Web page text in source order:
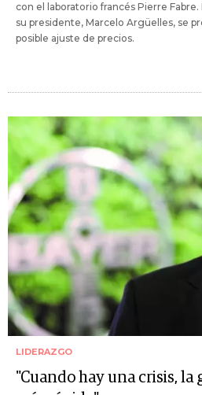
con el laboratorio francés Pierre
su presidente, Marcelo Argüelles, se
posible ajuste de precios.
LIDERAZGO
"Cuando hay una crisis, la